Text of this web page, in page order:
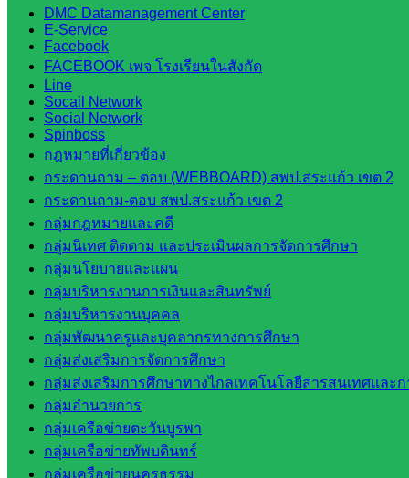
DMC Datamanagement Center
E-Service
Facebook
FACEBOOK เพจ โรงเรียนในสังกัด
Line
Socail Network
Social Network
Spinboss
กฎหมายที่เกี่ยวข้อง
กระดานถาม – ตอบ (WEBBOARD) สพป.สระแก้ว เขต 2
กระดานถาม-ตอบ สพป.สระแก้ว เขต 2
กลุ่มกฎหมายและคดี
กลุ่มนิเทศ ติดตาม และประเมินผลการจัดการศึกษา
กลุ่มนโยบายและแผน
กลุ่มบริหารงานการเงินและสินทรัพย์
กลุ่มบริหารงานบุคคล
กลุ่มพัฒนาครูและบุคลากรทางการศึกษา
กลุ่มส่งเสริมการจัดการศึกษา
กลุ่มส่งเสริมการศึกษาทางไกลเทคโนโลยีสารสนเทศและ
กลุ่มอำนวยการ
กลุ่มเครือข่ายตะวันบูรพา
กลุ่มเครือข่ายทัพบดินทร์
กลุ่มเครือข่ายนครธรรม
สังกัด
สพฐ.
กรมบัญชี
กลาง
สำนักงาน
ส.ก.ส.ค
หน่วยงาน
ในจังหวัด
สระแก้ว
จังหวัด
สระแก้ว
องค์การ
บริหาร
ส่วน
จังหวัด
สระแก้ว
ศึกษาธิการ
จังหวัด